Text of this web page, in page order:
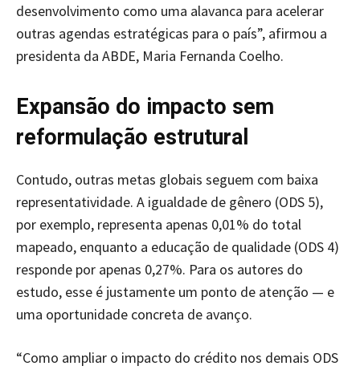
desenvolvimento como uma alavanca para acelerar
outras agendas estratégicas para o país”, afirmou a
presidenta da ABDE, Maria Fernanda Coelho.
Expansão do impacto sem
reformulação estrutural
Contudo, outras metas globais seguem com baixa
representatividade. A igualdade de gênero (ODS 5),
por exemplo, representa apenas 0,01% do total
mapeado, enquanto a educação de qualidade (ODS 4)
responde por apenas 0,27%. Para os autores do
estudo, esse é justamente um ponto de atenção — e
uma oportunidade concreta de avanço.
“Como ampliar o impacto do crédito nos demais ODS